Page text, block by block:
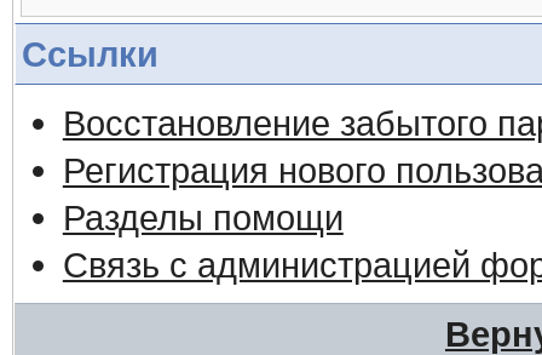
Ссылки
Восстановление забытого
Регистрация нового
Разделы помощи
Связь с администрацией